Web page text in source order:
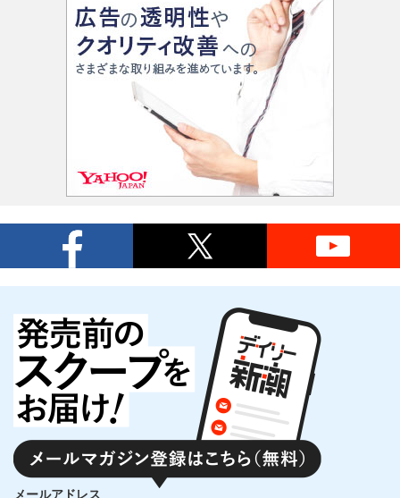
メールアドレス